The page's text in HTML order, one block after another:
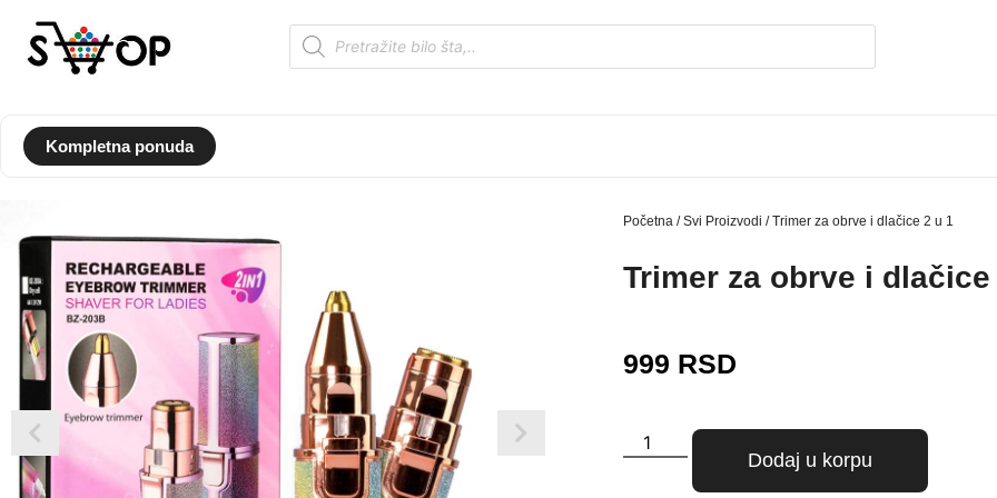
Kompletna ponuda
Početna /Svi Proizvodi / Trimer za obrve i dlačice 2 u 1
Trimer za obrve i dlačice
999 RSD
Dodaj u korpu